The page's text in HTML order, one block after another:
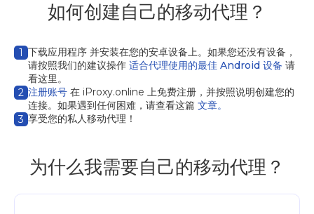
如何创建自己的移动代理？
1 下载应用程序 并安装在您的安卓设备上。如果您还没有设备，
请按照我们的建议操作 适合代理使用的最佳 Android 设备 请
看这里。
2 注册账号 在 iProxy.online 上免费注册，并按照说明创建您的
连接。如果遇到任何困难，请查看这篇 文章。
3 享受您的私人移动代理！
为什么我需要自己的移动代理？